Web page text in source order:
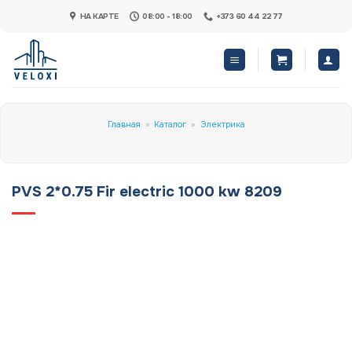
content
НА КАРТЕ 08:00 - 18:00 +373 60 44 22 77
Главная » Каталог » Электрика
PVS 2*0.75 Fir electric 1000 kw 8209